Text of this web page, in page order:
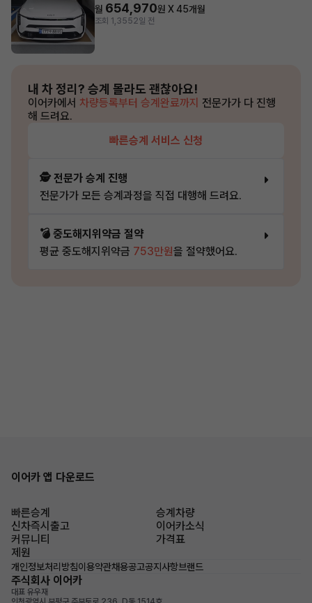
월 654,970원 X45개월
조회 1,3552일 전
내 차 정리? 승계 몰라도 괜찮아요!
이어카에서 차량등록부터 승계완료까지 전문가가 다 진행
해 드려요.
빠른승계 서비스 신청
🕵️ 전문가 승계 진행
전문가가 모든 승계과정을 직접 대행해 드려요.
💣 중도해지위약금 절약
평균 중도해지위약금 753만원을 절약했어요.
이어카 앱 다운로드
빠른승계
승계차량
신차즉시출고
이어카소식
커뮤니티
가격표
제원
개인정보처리방침이용약관채용공고공지사항브랜드
주식회사 이어카
대표 유우재